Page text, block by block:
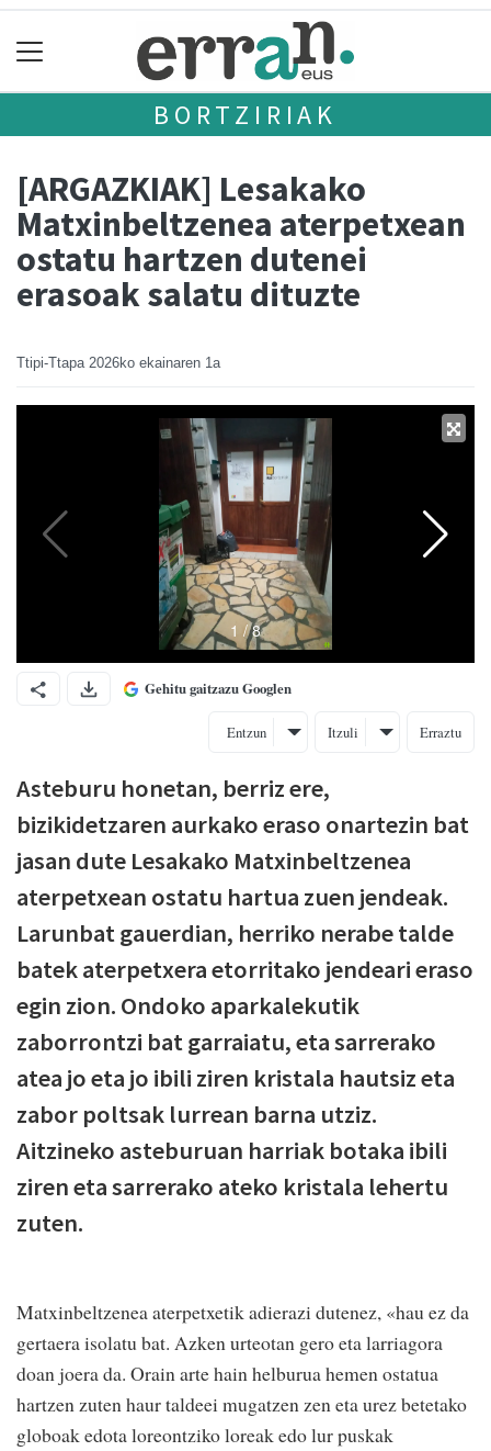
BORTZIRIAK
[ARGAZKIAK] Lesakako
Matxinbeltzenea aterpetxean
ostatu hartzen dutenei
erasoak salatu dituzte
Ttipi-Ttapa 2026ko ekainaren 1a
Gehitu gaitzazu Googlen
Entzun Itzuli Erraztu
Asteburu honetan, berriz ere,
bizikidetzaren aurkako eraso onartezin bat
jasan dute Lesakako Matxinbeltzenea
aterpetxean ostatu hartua zuen jendeak.
Larunbat gauerdian, herriko nerabe talde
batek aterpetxera etorritako jendeari eraso
egin zion. Ondoko aparkalekutik
zaborrontzi bat garraiatu, eta sarrerako
atea jo eta jo ibili ziren kristala hautsiz eta
zabor poltsak lurrean barna utziz.
Aitzineko asteburuan harriak botaka ibili
ziren eta sarrerako ateko kristala lehertu
zuten.
Matxinbeltzenea aterpetxetik adierazi dutenez, «hau ez da
gertaera isolatu bat. Azken urteotan gero eta larriagora
doan joera da. Orain arte hain helburua hemen ostatua
hartzen zuten haur taldeei mugatzen zen eta urez betetako
globoak edota loreontziko loreak edo lur puskak